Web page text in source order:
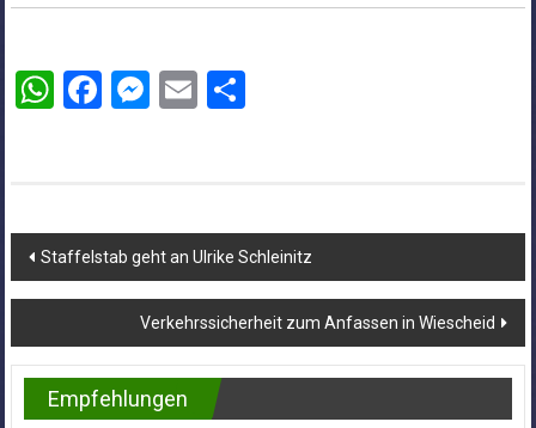
WhatsApp
Facebook
Messenger
EmailTeilen
Beitragsnavigation
Staffelstab geht an Ulrike Schleinitz
Verkehrssicherheit zum Anfassen in Wiescheid
Empfehlungen